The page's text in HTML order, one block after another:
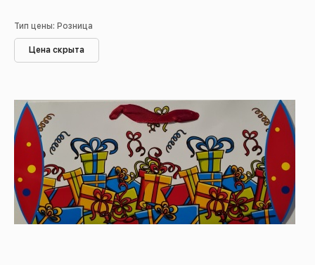
Тип цены: Розница
Цена скрыта